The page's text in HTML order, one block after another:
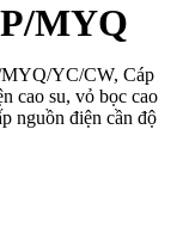
MYQ
YC/CW, Cáp
cao su, vỏ bọc cao
nguồn điện cần độ